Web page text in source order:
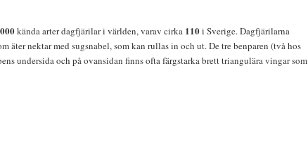
kända arter dagfjärilar i världen, varav cirka 110i Sverige. Dagfjärilarna
äter nektar med sugsnabel, som kan rullas in och ut. De tre benparen (två hos
undersida och på ovansidan finns ofta färgstarka brett triangulära vingar som